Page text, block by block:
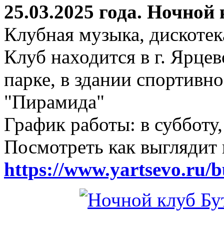
25.03.2025 года.
Клубная музыка,
Клуб находится в г.
парке, в здании
"Пирамида"
График работы: в
Посмотреть как
https://www.yartsevo.ru/